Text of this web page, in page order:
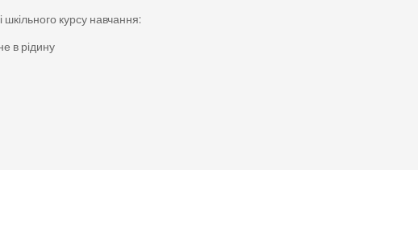
шкільного курсу навчання:
в рідину